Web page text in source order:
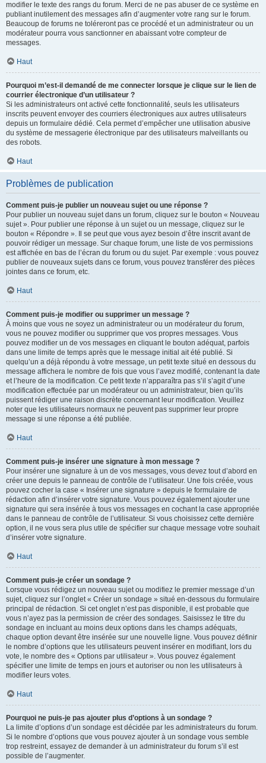
modifier le texte des rangs du forum. Merci de ne pas abuser de ce système en
publiant inutilement des messages afin d’augmenter votre rang sur le forum.
Beaucoup de forums ne toléreront pas ce procédé et un administrateur ou un
modérateur pourra vous sanctionner en abaissant votre compteur de
messages.
Haut
Pourquoi m’est-il demandé de me connecter lorsque je clique sur le lien de
courrier électronique d’un utilisateur ?
Si les administrateurs ont activé cette fonctionnalité, seuls les utilisateurs
inscrits peuvent envoyer des courriers électroniques aux autres utilisateurs
depuis un formulaire dédié. Cela permet d’empêcher une utilisation abusive
du système de messagerie électronique par des utilisateurs malveillants ou
des robots.
Haut
Problèmes de publication
Comment puis-je publier un nouveau sujet ou une réponse ?
Pour publier un nouveau sujet dans un forum, cliquez sur le bouton « Nouveau
sujet ». Pour publier une réponse à un sujet ou un message, cliquez sur le
bouton « Répondre ». Il se peut que vous ayez besoin d’être inscrit avant de
pouvoir rédiger un message. Sur chaque forum, une liste de vos permissions
est affichée en bas de l’écran du forum ou du sujet. Par exemple : vous pouvez
publier de nouveaux sujets dans ce forum, vous pouvez transférer des pièces
jointes dans ce forum, etc.
Haut
Comment puis-je modifier ou supprimer un message ?
À moins que vous ne soyez un administrateur ou un modérateur du forum,
vous ne pouvez modifier ou supprimer que vos propres messages. Vous
pouvez modifier un de vos messages en cliquant le bouton adéquat, parfois
dans une limite de temps après que le message initial ait été publié. Si
quelqu’un a déjà répondu à votre message, un petit texte situé en dessous du
message affichera le nombre de fois que vous l’avez modifié, contenant la date
et l’heure de la modification. Ce petit texte n’apparaîtra pas s’il s’agit d’une
modification effectuée par un modérateur ou un administrateur, bien qu’ils
puissent rédiger une raison discrète concernant leur modification. Veuillez
noter que les utilisateurs normaux ne peuvent pas supprimer leur propre
message si une réponse a été publiée.
Haut
Comment puis-je insérer une signature à mon message ?
Pour insérer une signature à un de vos messages, vous devez tout d’abord en
créer une depuis le panneau de contrôle de l’utilisateur. Une fois créée, vous
pouvez cocher la case « Insérer une signature » depuis le formulaire de
rédaction afin d’insérer votre signature. Vous pouvez également ajouter une
signature qui sera insérée à tous vos messages en cochant la case appropriée
dans le panneau de contrôle de l’utilisateur. Si vous choisissez cette dernière
option, il ne vous sera plus utile de spécifier sur chaque message votre souhait
d’insérer votre signature.
Haut
Comment puis-je créer un sondage ?
Lorsque vous rédigez un nouveau sujet ou modifiez le premier message d’un
sujet, cliquez sur l’onglet « Créer un sondage » situé en-dessous du formulaire
principal de rédaction. Si cet onglet n’est pas disponible, il est probable que
vous n’ayez pas la permission de créer des sondages. Saisissez le titre du
sondage en incluant au moins deux options dans les champs adéquats,
chaque option devant être insérée sur une nouvelle ligne. Vous pouvez définir
le nombre d’options que les utilisateurs peuvent insérer en modifiant, lors du
vote, le nombre des « Options par utilisateur ». Vous pouvez également
spécifier une limite de temps en jours et autoriser ou non les utilisateurs à
modifier leurs votes.
Haut
Pourquoi ne puis-je pas ajouter plus d’options à un sondage ?
La limite d’options d’un sondage est décidée par les administrateurs du forum.
Si le nombre d’options que vous pouvez ajouter à un sondage vous semble
trop restreint, essayez de demander à un administrateur du forum s’il est
possible de l’augmenter.